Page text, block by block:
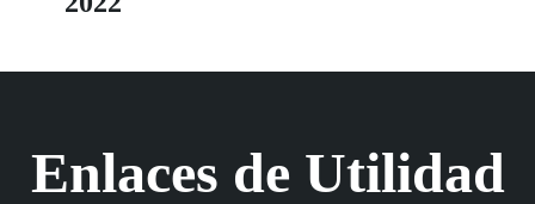
Enlaces de Utilidad